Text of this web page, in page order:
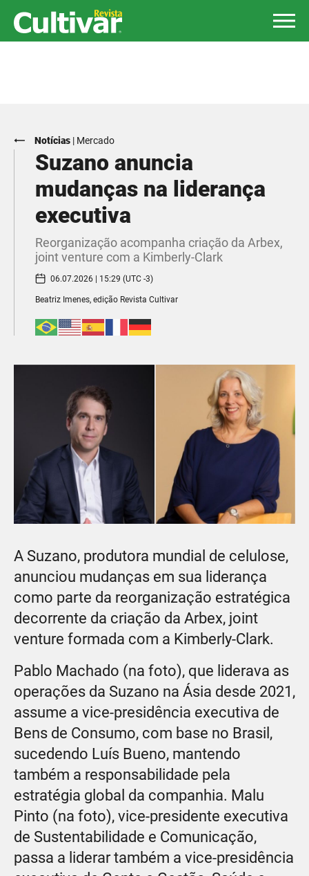
Notícias | Mercado
Suzano anuncia
mudanças na liderança
executiva
Reorganização acompanha criação da Arbex,
joint venture com a Kimberly-Clark
06.07.2026 | 15:29 (UTC -3)
Beatriz Imenes, edição Revista Cultivar
A Suzano, produtora mundial de celulose,
anunciou mudanças em sua liderança
como parte da reorganização estratégica
decorrente da criação da Arbex, joint
venture formada com a Kimberly-Clark.
Pablo Machado (na foto), que liderava as
operações da Suzano na Ásia desde 2021,
assume a vice-presidência executiva de
Bens de Consumo, com base no Brasil,
sucedendo Luís Bueno, mantendo
também a responsabilidade pela
estratégia global da companhia. Malu
Pinto (na foto), vice-presidente executiva
de Sustentabilidade e Comunicação,
passa a liderar também a vice-presidência